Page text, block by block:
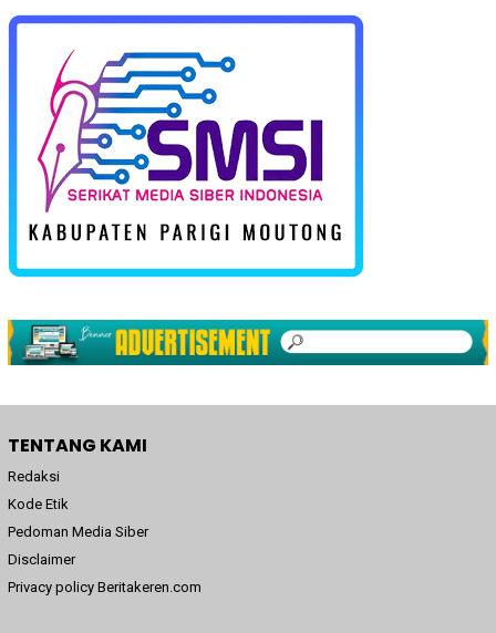
TENTANG KAMI
Redaksi
Kode Etik
Pedoman Media Siber
Disclaimer
Privacy policy Beritakeren.com